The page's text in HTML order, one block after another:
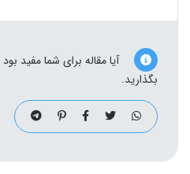
آیا مقاله برای شما مفید
بگذارید.